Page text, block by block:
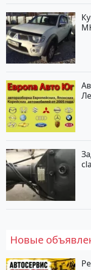
Новые